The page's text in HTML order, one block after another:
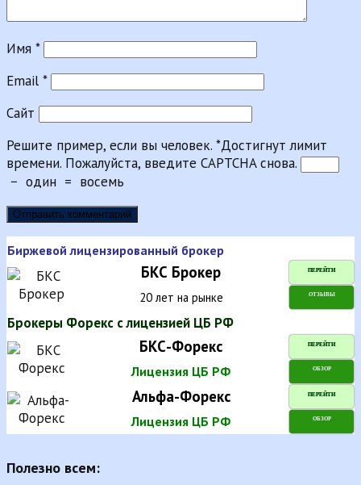
Имя *
Email *
Сайт
Решите пример, если вы человек. *Достигнут лимит
времени. Пожалуйста, введите CAPTCHA снова.
− один = восемь
Биржевой лицензированный брокер
БКС Брокер ПЕРЕЙТИ
20 лет на рынке ОТЗЫВЫ
Брокеры Форекс с лицензией ЦБ РФ
БКС-Форекс ПЕРЕЙТИ
Лицензия ЦБ РФ ОБЗОР
Альфа-Форекс ПЕРЕЙТИ
Лицензия ЦБ РФ ОБЗОР
Полезно всем: